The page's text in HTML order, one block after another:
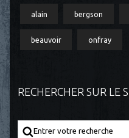
alain bergson
beauvoir onfray
RECHERCHER SUR LE